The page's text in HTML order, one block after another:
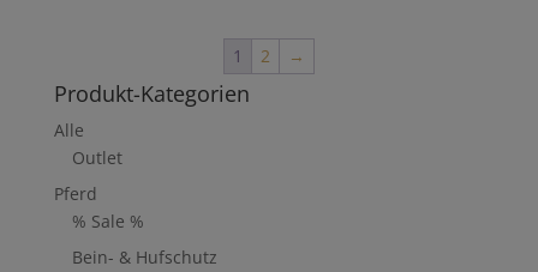
1 2 →
Produkt-Kategorien
Alle
Outlet
Pferd
% Sale %
Bein- & Hufschutz